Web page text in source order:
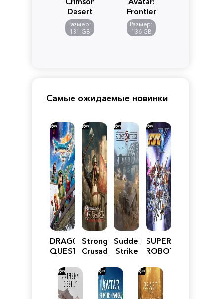
Desert
Размер:
131 GB
Frontiers
of
Pandora
Размер:
136 GB
Самые ожидаемые новинки
DRAGON
QUEST
Reimagined
Stronghold
Crusader:
Edition
Sudden
Strike
SUPER
ROBOT
Y